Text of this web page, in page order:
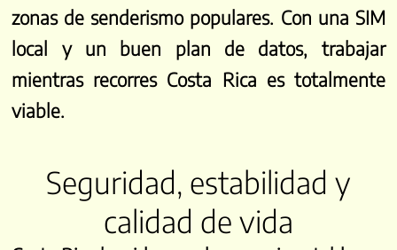
zonas de senderismo populares. Con una SIM
local y un buen plan de datos, trabajar
mientras recorres Costa Rica es totalmente
viable.
Seguridad, estabilidad y
calidad de vida